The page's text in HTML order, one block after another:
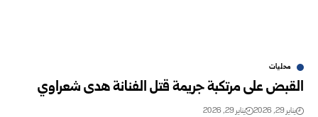
محليات
القبض على مرتكبة جريمة قتل الفنانة هدى شعراوي
يناير 29, 2026 يناير 29, 2026